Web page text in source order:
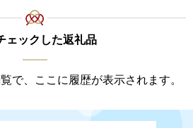
ェックした返礼品
で、ここに履歴が表示されます。